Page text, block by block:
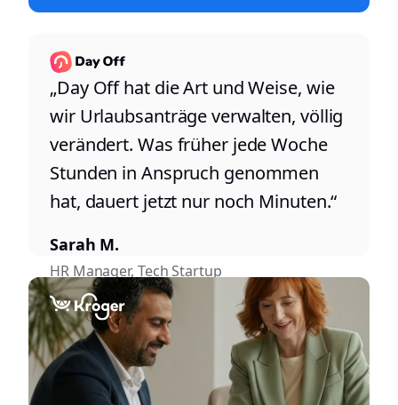
„Day Off hat die Art und Weise, wie
wir Urlaubsanträge verwalten, völlig
verändert. Was früher jede Woche
Stunden in Anspruch genommen
hat, dauert jetzt nur noch Minuten.“
Sarah M.
HR Manager, Tech Startup